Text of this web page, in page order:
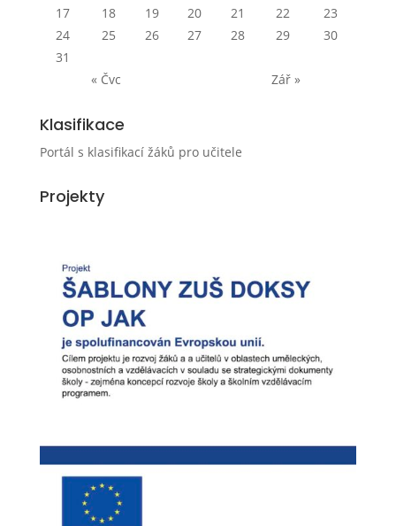
17
18 19 20 21 22
23
24
25 26 27 28 29
30
31
« Čvc
Zář »
Klasifikace
Portál s klasifikací žáků pro učitele
Projekty